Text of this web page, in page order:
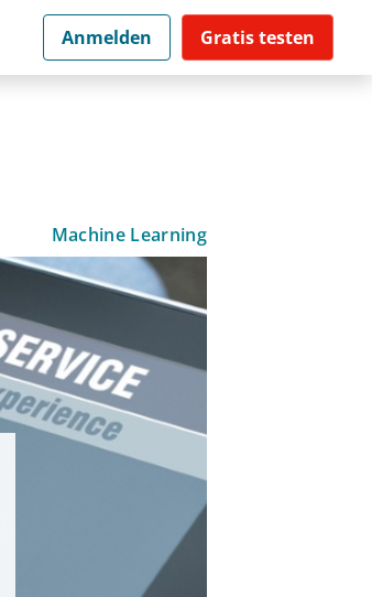
Anmelden Gratis testen
Machine Learning